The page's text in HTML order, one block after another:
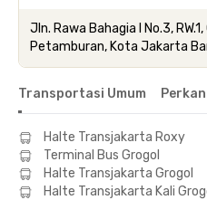
Jln. Rawa Bahagia I No.3,
Petamburan, Kota Jakarta
Transportasi Umum
Halte Transjakarta Roxy
Terminal Bus Grogol
Halte Transjakarta Grogol
Halte Transjakarta Kali